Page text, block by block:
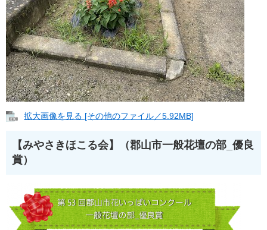
拡大画像を見る [その他のファイル／5.92MB]
【みやさきほこる会】（郡山市一般花壇の部_優良
賞）